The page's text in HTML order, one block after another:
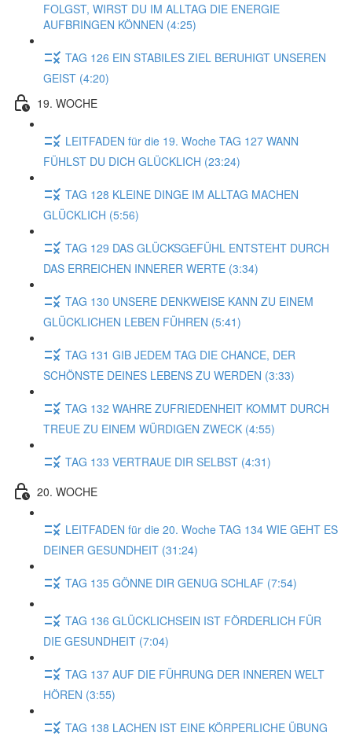
FOLGST, WIRST DU IM ALLTAG DIE ENERGIE
AUFBRINGEN KÖNNEN (4:25)
TAG 126 EIN STABILES ZIEL BERUHIGT UNSEREN
GEIST (4:20)
19. WOCHE
LEITFADEN für die 19. Woche TAG 127 WANN
FÜHLST DU DICH GLÜCKLICH (23:24)
TAG 128 KLEINE DINGE IM ALLTAG MACHEN
GLÜCKLICH (5:56)
TAG 129 DAS GLÜCKSGEFÜHL ENTSTEHT DURCH
DAS ERREICHEN INNERER WERTE (3:34)
TAG 130 UNSERE DENKWEISE KANN ZU EINEM
GLÜCKLICHEN LEBEN FÜHREN (5:41)
TAG 131 GIB JEDEM TAG DIE CHANCE, DER
SCHÖNSTE DEINES LEBENS ZU WERDEN (3:33)
TAG 132 WAHRE ZUFRIEDENHEIT KOMMT DURCH
TREUE ZU EINEM WÜRDIGEN ZWECK (4:55)
TAG 133 VERTRAUE DIR SELBST (4:31)
20. WOCHE
LEITFADEN für die 20. Woche TAG 134 WIE GEHT ES
DEINER GESUNDHEIT (31:24)
TAG 135 GÖNNE DIR GENUG SCHLAF (7:54)
TAG 136 GLÜCKLICHSEIN IST FÖRDERLICH FÜR
DIE GESUNDHEIT (7:04)
TAG 137 AUF DIE FÜHRUNG DER INNEREN WELT
HÖREN (3:55)
TAG 138 LACHEN IST EINE KÖRPERLICHE ÜBUNG